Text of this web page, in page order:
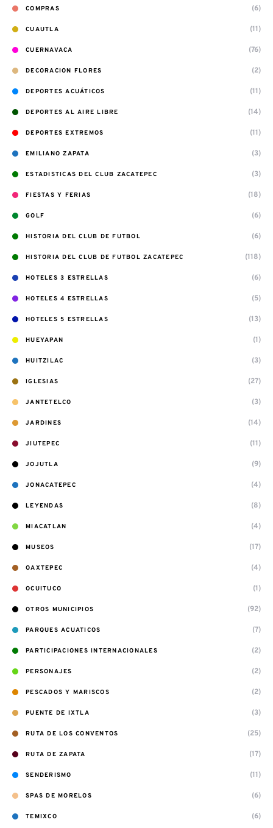
COMPRAS (6)
CUAUTLA (11)
CUERNAVACA (76)
DECORACION FLORES (2)
DEPORTES ACUÁTICOS (11)
DEPORTES AL AIRE LIBRE (14)
DEPORTES EXTREMOS (11)
EMILIANO ZAPATA (3)
ESTADISTICAS DEL CLUB ZACATEPEC (3)
FIESTAS Y FERIAS (18)
GOLF (6)
HISTORIA DEL CLUB DE FUTBOL (6)
HISTORIA DEL CLUB DE FUTBOL ZACATEPEC (118)
HOTELES 3 ESTRELLAS (6)
HOTELES 4 ESTRELLAS (5)
HOTELES 5 ESTRELLAS (13)
HUEYAPAN (1)
HUITZILAC (3)
IGLESIAS (27)
JANTETELCO (3)
JARDINES (14)
JIUTEPEC (11)
JOJUTLA (9)
JONACATEPEC (4)
LEYENDAS (8)
MIACATLAN (4)
MUSEOS (17)
OAXTEPEC (4)
OCUITUCO (1)
OTROS MUNICIPIOS (92)
PARQUES ACUATICOS (7)
PARTICIPACIONES INTERNACIONALES (2)
PERSONAJES (2)
PESCADOS Y MARISCOS (2)
PUENTE DE IXTLA (3)
RUTA DE LOS CONVENTOS (25)
RUTA DE ZAPATA (17)
SENDERISMO (11)
SPAS DE MORELOS (6)
TEMIXCO (6)